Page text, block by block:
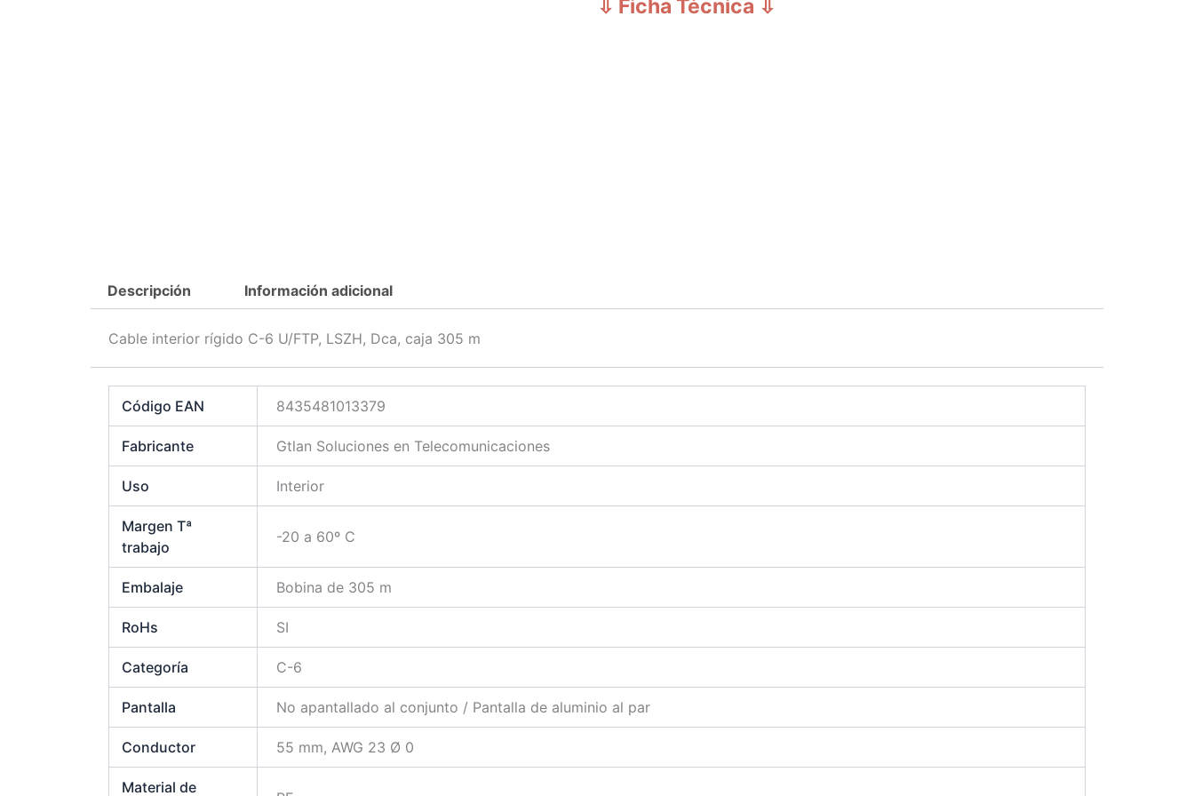
⇩ Ficha Técnica ⇩
Descripción Información adicional
Cable interior rígido C-6 U/FTP, LSZH, Dca, caja 305 m
Código EAN 8435481013379
Fabricante Gtlan Soluciones en Telecomunicaciones
Uso Interior
Margen Tª
trabajo
-20 a 60º C
Embalaje Bobina de 305 m
RoHs SI
Categoría C-6
Pantalla No apantallado al conjunto / Pantalla de aluminio al par
Conductor 55 mm, AWG 23 Ø 0
Material de